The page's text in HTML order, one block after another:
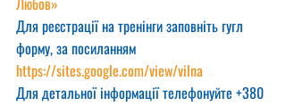
Для реєстрації на тренінги заповніть гугл
форму, за посиланням
https://sites.google.com/view/vilna
Для детальної інформації телефонуйте +380